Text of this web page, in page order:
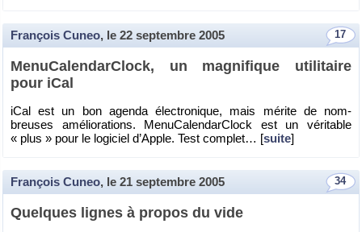
17
François Cuneo, le 22 septembre 2005
Me­nu­Ca­len­dar­Clock, un ma­gni­fique uti­li­taire
pour iCal
iCal est un bon agenda élec­tro­nique, mais mé­rite de nom­
breuses amé­lio­ra­tions. Me­nu­Ca­len­dar­Clock est un vé­ri­table
« plus » pour le lo­gi­ciel d’Apple. Test com­plet… [suite]
34
François Cuneo, le 21 septembre 2005
Quelques lignes à pro­pos du vide